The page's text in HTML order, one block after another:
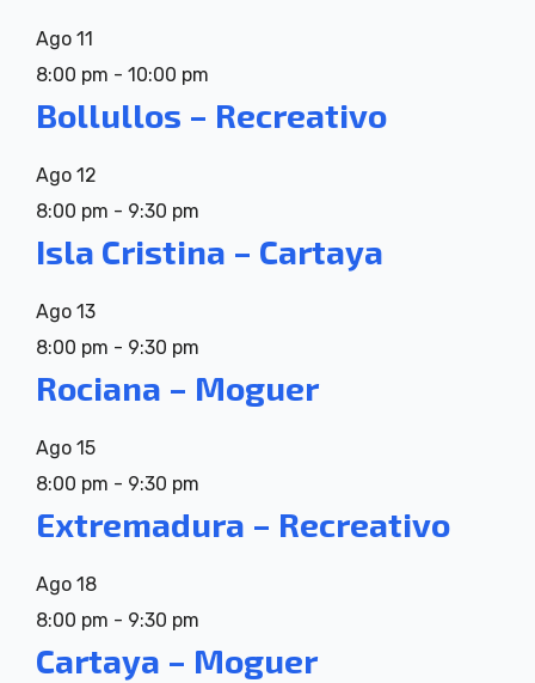
Ago 11
8:00 pm - 10:00 pm
Bollullos – Recreativo
Ago 12
8:00 pm - 9:30 pm
Isla Cristina – Cartaya
Ago 13
8:00 pm - 9:30 pm
Rociana – Moguer
Ago 15
8:00 pm - 9:30 pm
Extremadura – Recreativo
Ago 18
8:00 pm - 9:30 pm
Cartaya – Moguer